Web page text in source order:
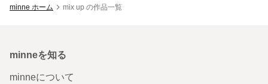
minne ホーム mix up の作品一覧
minneを知る
minneについて